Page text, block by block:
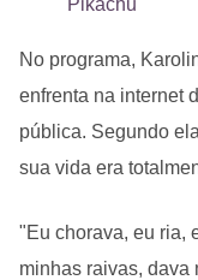
No programa,
enfrenta na internet
pública. Segundo
sua vida era
"Eu chorava, eu ria,
minhas raivas, dava